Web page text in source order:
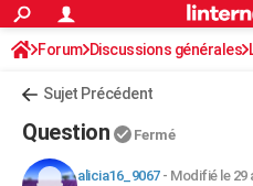
ACTUALITÉS
Politique
Société
Faits Divers
Education
Monde
Villes
+
FINANCE
Forum Discussions générales
Sujet Précédent
Question Fermé
alicia16_9067- Modifié le 29